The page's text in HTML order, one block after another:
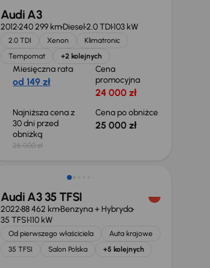
Audi A3
2012240 299 kmDiesel2.0 TDI103 kW
2.0 TDI Xenon
Klimatronic
Tempomat
+2 kolejnych
Miesięczna rata
od 149 zł
Cena
promocyjna
24 000 zł
Najniższa cena z
30 dni przed
obniżką
26 000 zł
Cena po obniżce
25 000 zł
Świeżo skupione
Audi A3 35 TFSI
202288 462 kmBenzyna + Hybryda
35 TFSI110 kW
Od pierwszego właściciela
Auta krajowe
35 TFSI
Salon Polska +5 kolejnych